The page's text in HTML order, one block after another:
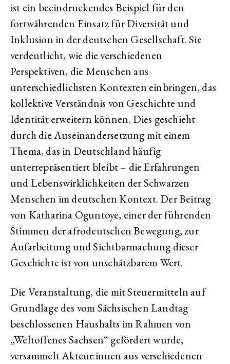
ist ein beeindruckendes Beispiel für den
fortwährenden Einsatz für Diversität und
Inklusion in der deutschen Gesellschaft. Sie
verdeutlicht, wie die verschiedenen
Perspektiven, die Menschen aus
unterschiedlichsten Kontexten einbringen, das
kollektive Verständnis von Geschichte und
Identität erweitern können. Dies geschieht
durch die Auseinandersetzung mit einem
Thema, das in Deutschland häufig
unterrepräsentiert bleibt – die Erfahrungen
und Lebenswirklichkeiten der Schwarzen
Menschen im deutschen Kontext. Der Beitrag
von Katharina Oguntoye, einer der führenden
Stimmen der afrodeutschen Bewegung, zur
Aufarbeitung und Sichtbarmachung dieser
Geschichte ist von unschätzbarem Wert.
Die Veranstaltung, die mit Steuermitteln auf
Grundlage des vom Sächsischen Landtag
beschlossenen Haushalts im Rahmen von
„Weltoffenes Sachsen“ gefördert wurde,
versammelt Akteur:innen aus verschiedenen